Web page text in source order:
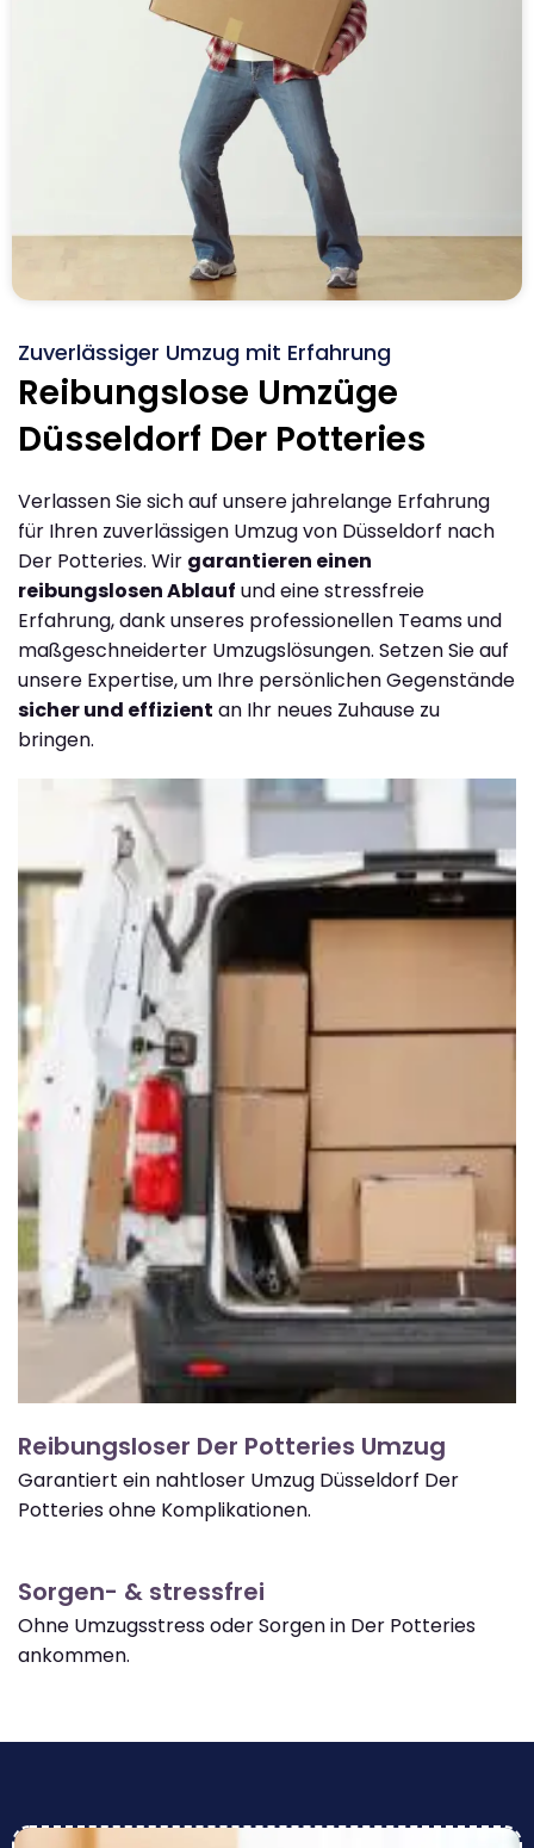
Zuverlässiger Umzug mit Erfahrung
Reibungslose Umzüge
Düsseldorf Der Potteries
Verlassen Sie sich auf unsere jahrelange Erfahrung
für Ihren zuverlässigen Umzug von Düsseldorf nach
Der Potteries. Wir garantieren einen
reibungslosen Ablauf und eine stressfreie
Erfahrung, dank unseres professionellen Teams und
maßgeschneiderter Umzugslösungen. Setzen Sie auf
unsere Expertise, um Ihre persönlichen Gegenstände
sicher und effizient an Ihr neues Zuhause zu
bringen.
Reibungsloser Der Potteries Umzug
Garantiert ein nahtloser Umzug Düsseldorf Der
Potteries ohne Komplikationen.
Sorgen- & stressfrei
Ohne Umzugsstress oder Sorgen in Der Potteries
ankommen.